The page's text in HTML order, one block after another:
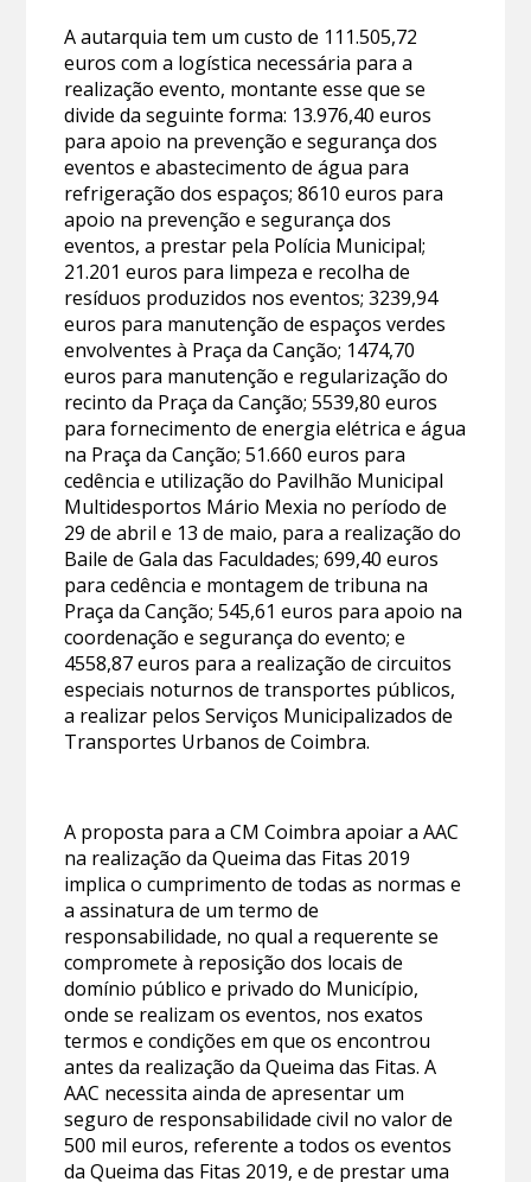
A autarquia tem um custo de 111.505,72
euros com a logística necessária para a
realização evento, montante esse que se
divide da seguinte forma: 13.976,40 euros
para apoio na prevenção e segurança dos
eventos e abastecimento de água para
refrigeração dos espaços; 8610 euros para
apoio na prevenção e segurança dos
eventos, a prestar pela Polícia Municipal;
21.201 euros para limpeza e recolha de
resíduos produzidos nos eventos; 3239,94
euros para manutenção de espaços verdes
envolventes à Praça da Canção; 1474,70
euros para manutenção e regularização do
recinto da Praça da Canção; 5539,80 euros
para fornecimento de energia elétrica e água
na Praça da Canção; 51.660 euros para
cedência e utilização do Pavilhão Municipal
Multidesportos Mário Mexia no período de
29 de abril e 13 de maio, para a realização do
Baile de Gala das Faculdades; 699,40 euros
para cedência e montagem de tribuna na
Praça da Canção; 545,61 euros para apoio na
coordenação e segurança do evento; e
4558,87 euros para a realização de circuitos
especiais noturnos de transportes públicos,
a realizar pelos Serviços Municipalizados de
Transportes Urbanos de Coimbra.
A proposta para a CM Coimbra apoiar a AAC
na realização da Queima das Fitas 2019
implica o cumprimento de todas as normas e
a assinatura de um termo de
responsabilidade, no qual a requerente se
compromete à reposição dos locais de
domínio público e privado do Município,
onde se realizam os eventos, nos exatos
termos e condições em que os encontrou
antes da realização da Queima das Fitas. A
AAC necessita ainda de apresentar um
seguro de responsabilidade civil no valor de
500 mil euros, referente a todos os eventos
da Queima das Fitas 2019, e de prestar uma